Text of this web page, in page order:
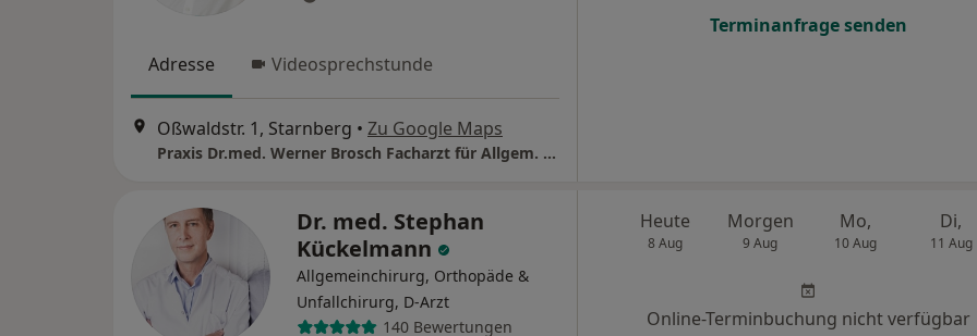
Adresse Videosprechstunde
Oßwaldstr. 1, Starnberg • Zu Google Maps
Praxis Dr.med. Werner Brosch Facharzt für Allgem. Chirurgie
Terminanfrage senden
Dr. med. Stephan
Kückelmann
Allgemeinchirurg, Orthopäde &
Unfallchirurg, D-Arzt
140 Bewertungen
Heute
8 Aug
Morgen
9 Aug
Mo,
10 Aug
Di,
11 Aug
Online-Terminbuchung nicht verfügbar